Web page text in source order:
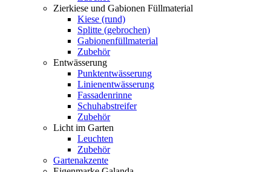
Zierkiese und Gabionen Füllmaterial
Kiese (rund)
Splitte (gebrochen)
Gabionenfüllmaterial
Zubehör
Entwässerung
Punktentwässerung
Linienentwässerung
Fassadenrinne
Schuhabstreifer
Zubehör
Licht im Garten
Leuchten
Zubehör
Gartenakzente